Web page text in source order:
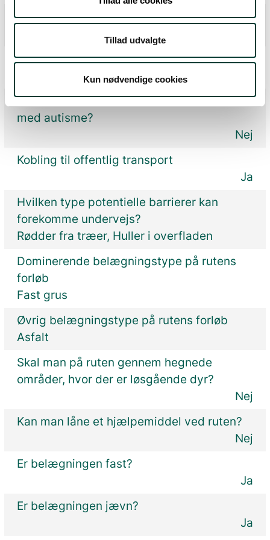
Tillad udvalgte
Kun nødvendige cookies
Hvilke andre brugere benytter ofte ruten?
Findes en synstolket rutebeskrivelse?
Findes en rutebeskrivelse for mennesker
med autisme?
Nej
Kobling til offentlig transport
Ja
Hvilken type potentielle barrierer kan
forekomme undervejs?
Rødder fra træer, Huller i overfladen
Dominerende belægningstype på rutens
forløb
Fast grus
Øvrig belægningstype på rutens forløb
Asfalt
Skal man på ruten gennem hegnede
områder, hvor der er løsgående dyr?
Nej
Kan man låne et hjælpemiddel ved ruten?
Nej
Er belægningen fast?
Ja
Er belægningen jævn?
Ja